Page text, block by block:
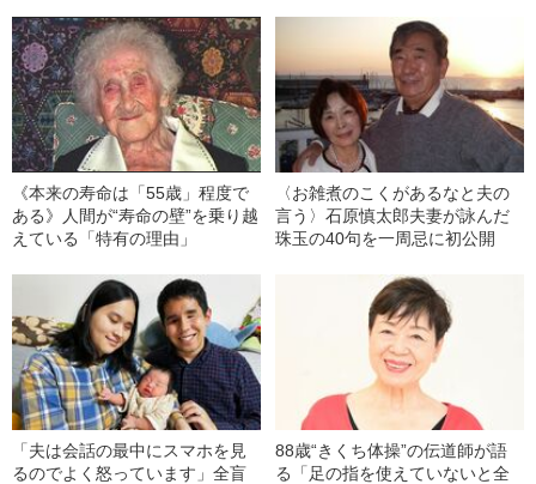
《本来の寿命は「55歳」程度で
ある》人間が“寿命の壁”を乗り越
えている「特有の理由」
〈お雑煮のこくがあるなと夫の
言う〉石原慎太郎夫妻が詠んだ
珠玉の40句を一周忌に初公開
「夫は会話の最中にスマホを見
るのでよく怒っています」全盲
88歳“きくち体操”の伝道師が語
る「足の指を使えていないと全